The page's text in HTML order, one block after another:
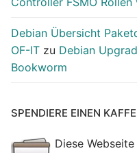
Debian Übersicht
OF-IT zu Debian
Bookworm
SPENDIERE EINEN
Diese